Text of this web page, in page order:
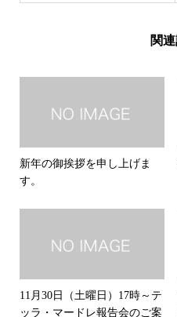
関
新年の御挨拶を申し上げま
す。
11月30日（土曜日）17時～テ
ッラ・マードレ報告会のご案